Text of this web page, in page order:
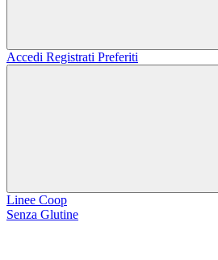
Accedi Registrati Preferiti
Linee Coop
Senza Glutine